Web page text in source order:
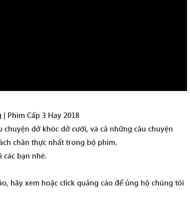
Phim Cấp 3 Hay 2018
dở khóc dở cười, và cả những câu chuyện
chân thực nhất trong bộ phim.
bạn nhé.
hãy xem hoặc click quảng cáo để ủng hộ chúng tôi